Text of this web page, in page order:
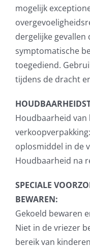
mogelijk
dergelijke gevallen
symptomatische
toegediend.
tijdens de dracht
Houdbaarheid van
oplosmiddel in de
Houdbaarheid na
SPECIALE
BEWAREN:
Gekoeld bewaren
Niet in de vriezer
bereik van